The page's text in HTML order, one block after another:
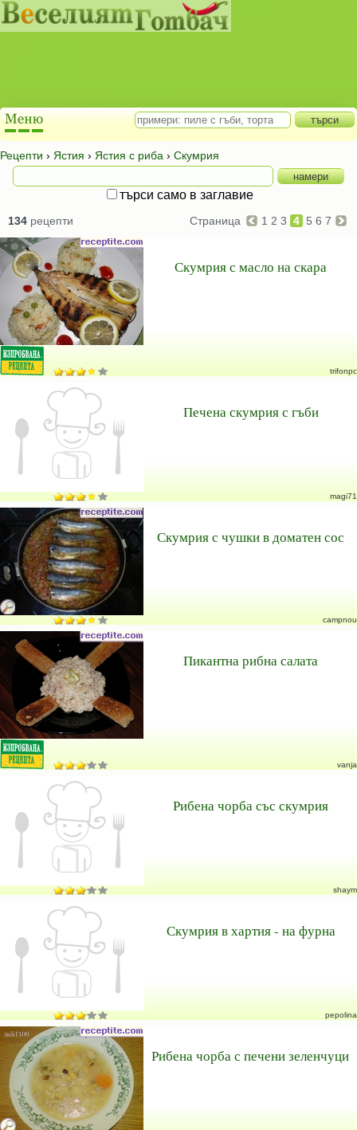
Рецепти › Ястия › Ястия с риба › Скумрия
търси само в заглавие
134 рецепти Страница 1 2 3 4 5 6 7
Скумрия с масло на скара
trifonpc
Печена скумрия с гъби
magi71
Скумрия с чушки в доматен сос
campnou
Пикантна рибна салата
vanja
Рибена чорба със скумрия
shaym
Скумрия в хартия - на фурна
pepolina
Рибена чорба с печени зеленчуци